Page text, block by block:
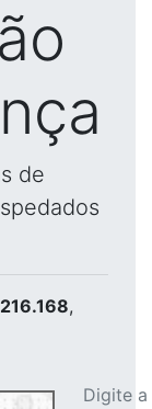
de
,
Digite